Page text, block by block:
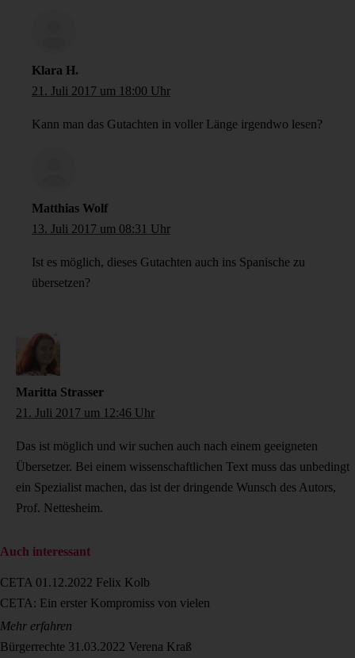
Klara H.
21. Juli 2017 um 18:00 Uhr
Kann man das Gutachten in voller Länge irgendwo lesen?
Matthias Wolf
13. Juli 2017 um 08:31 Uhr
Ist es möglich, dieses Gutachten auch ins Spanische zu
übersetzen?
Maritta Strasser
21. Juli 2017 um 12:46 Uhr
Das ist möglich und wir suchen auch nach einem geeigneten
Übersetzer. Bei einem wissenschaftlichen Text muss das unbedingt
ein Spezialist machen, das ist der dringende Wunsch des Autors,
Prof. Nettesheim.
Auch interessant
CETA 01.12.2022 Felix Kolb
CETA: Ein erster Kompromiss von vielen
Mehr erfahren
Bürgerrechte 31.03.2022 Verena Kraß